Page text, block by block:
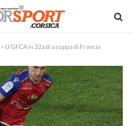
» U GFCA in 32a di a cuppa di Francia